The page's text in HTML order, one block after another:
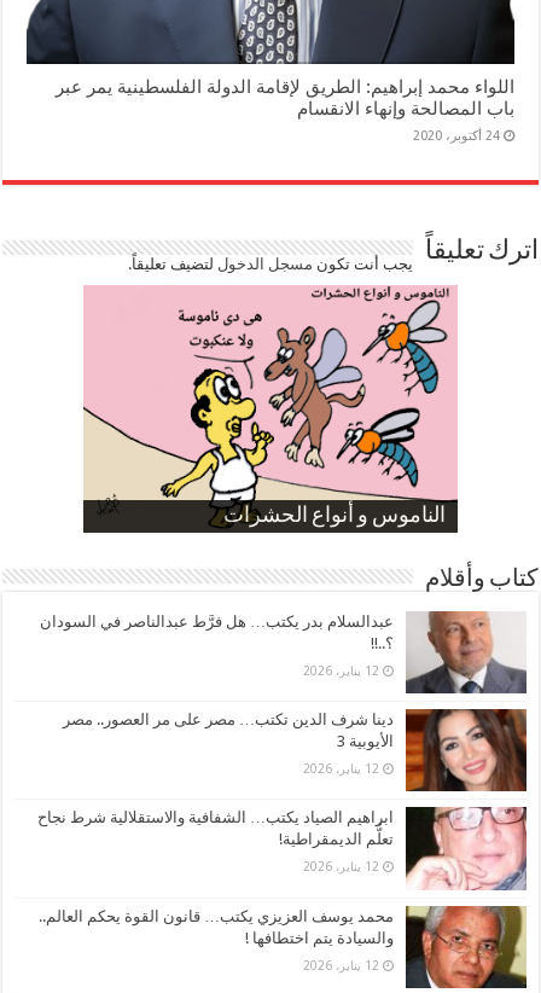
اللواء محمد إبراهيم: الطريق لإقامة الدولة الفلسطينية يمر عبر
باب المصالحة وإنهاء الانقسام
24 أكتوبر، 2020
اترك تعليقاً يجب أنت تكون مسجل الدخوللتضيف تعليقاً.
الناموس و أنواع الحشرات
الموظفين بعد ارتفاع الأسعار
ارتفاع نسبة الطلاق في مصر
صورة كاركاتيرية
صورة كاركاتيرية
كتاب وأقلام
عبدالسلام بدر يكتب… هل فرَّط عبدالناصر في السودان
؟..!!
12 يناير، 2026
دينا شرف الدين تكتب… مصر على مر العصور.. مصر
الأيوبية 3
12 يناير، 2026
ابراهيم الصياد يكتب… الشفافية والاستقلالية شرط نجاح
تعلُّم الديمقراطية!
12 يناير، 2026
محمد يوسف العزيزي يكتب… قانون القوة يحكم العالم..
والسيادة يتم اختطافها !
12 يناير، 2026